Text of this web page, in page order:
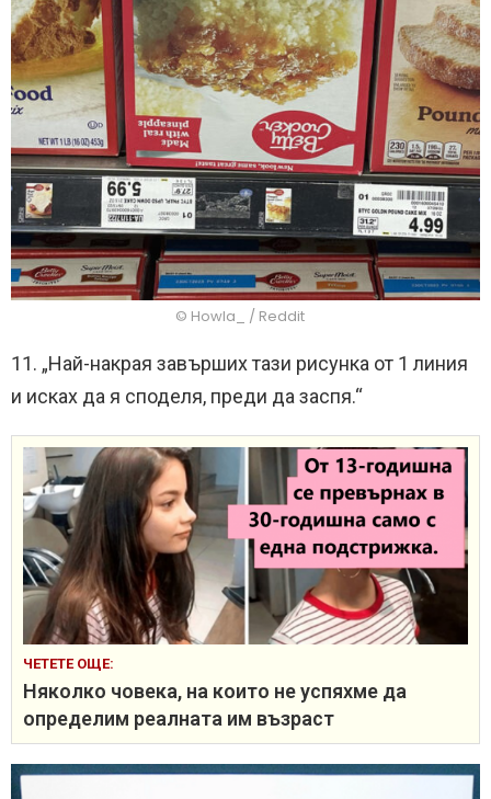
© Howla_ / Reddit
11. „Най-накрая завърших тази рисунка от 1 линия
и исках да я споделя, преди да заспя.“
ЧЕТЕТЕ ОЩЕ:
Няколко човека, на които не успяхме да
определим реалната им възраст